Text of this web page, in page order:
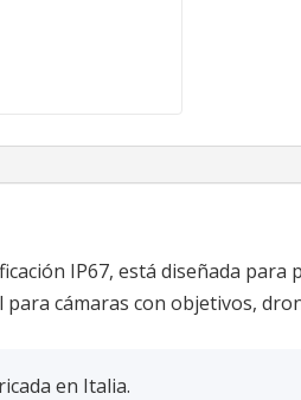
IP67, está diseñada
cámaras con objetivos,
en Italia.